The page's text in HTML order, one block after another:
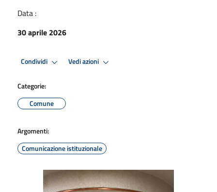
Data :
30 aprile 2026
Condividi Vedi azioni
Categorie:
Comune
Argomenti:
Comunicazione istituzionale